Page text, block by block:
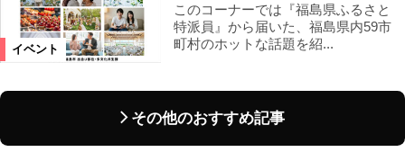
イベント
このコーナーでは『福島県ふるさと
特派員』から届いた、福島県内59市
町村のホットな話題を紹...
その他のおすすめ記事